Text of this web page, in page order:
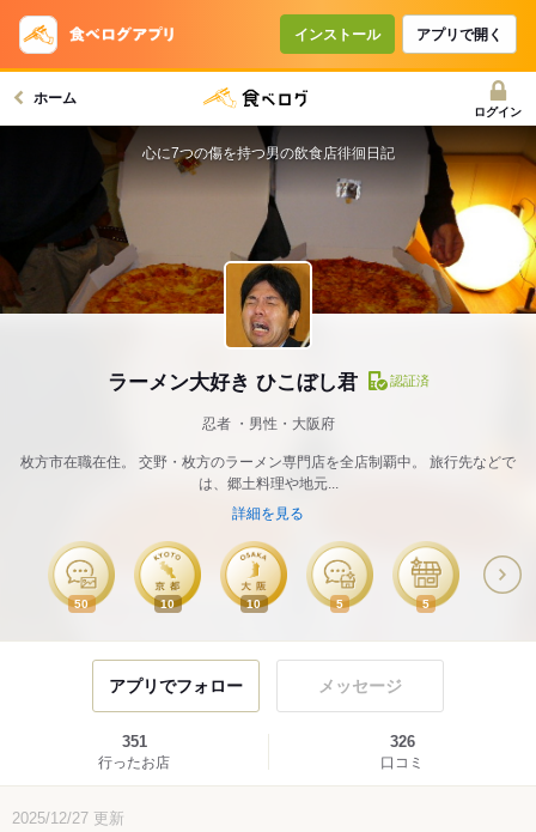
インストール アプリで開く
ホーム
ログイン
ラーメン大好き ひこぼし君 認証済
忍者 男性・大阪府
枚方市在職在住。 交野・枚方のラーメン専門店を全店制覇中。 旅行先などで
は、郷土料理や地元...
詳細を見る
50 10 10 5 5
心に7つの傷を持つ男の飲食店徘徊日記
アプリでフォロー メッセージ
351
行ったお店
326
口コミ
2025/12/27 更新